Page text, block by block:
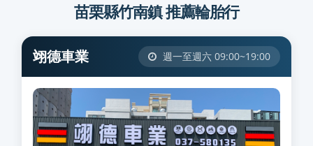
苗栗縣竹南鎮 推薦輪胎行
翊德車業 週一至週六 09:00~19:00